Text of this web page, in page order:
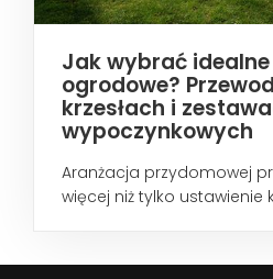
Jak wybrać
ogrodowe?
krzesłach i
wypoczynkowych
Aranżacja przydomowej
więcej niż tylko ustawienie